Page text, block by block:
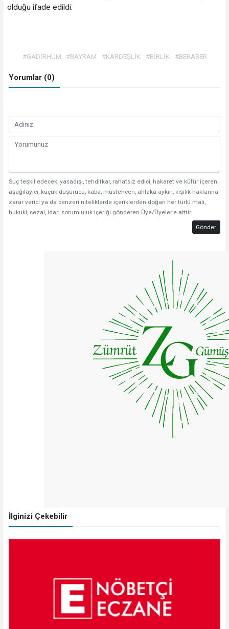
olduğu ifade edildi.
#GADİRHUM #BAYRAM #KARDEŞLİK #BİRLİK #BERABER
Yorumlar (0)
Suç teşkil edecek, yasadışı, tehditkar, rahatsız edici, hakaret ve küfür içeren,
aşağılayıcı, küçük düşürücü, kaba, müstehcen, ahlaka aykırı, kişilik haklarına
zarar verici ya da benzeri niteliklerde içeriklerden doğan her türlü mali,
hukuki, cezai, idari sorumluluk içeriği gönderen Üye/Üyeler’e aittir.
Gönder
İlginizi Çekebilir